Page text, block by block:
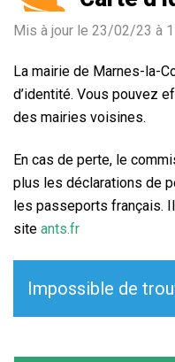
Mis à jour le 23/02/23 à
La mairie de Marnes-la-
d’identité. Vous pouvez
des mairies voisines.
En cas de perte, le
plus les déclarations de
les passeports français.
site ants.fr
Impossible de